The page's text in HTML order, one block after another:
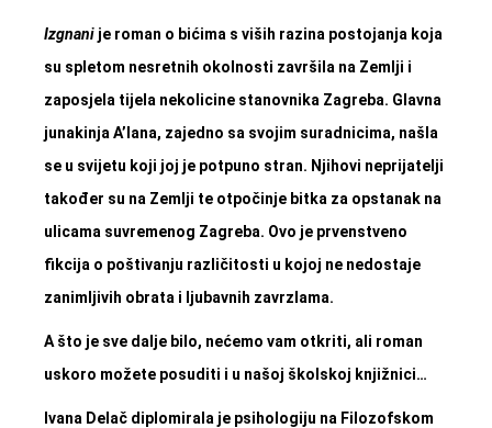
Izgnani je roman o bićima s viših razina postojanja koja
su spletom nesretnih okolnosti završila na Zemlji i
zaposjela tijela nekolicine stanovnika Zagreba. Glavna
junakinja A’lana, zajedno sa svojim suradnicima, našla
se u svijetu koji joj je potpuno stran. Njihovi neprijatelji
također su na Zemlji te otpočinje bitka za opstanak na
ulicama suvremenog Zagreba. Ovo je prvenstveno
fikcija o poštivanju različitosti u kojoj ne nedostaje
zanimljivih obrata i ljubavnih zavrzlama.
A što je sve dalje bilo, nećemo vam otkriti, ali roman
uskoro možete posuditi i u našoj školskoj knjižnici…
Ivana Delač diplomirala je psihologiju na Filozofskom